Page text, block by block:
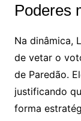
Poderes
Na dinâmica,
de vetar o
de Paredão.
justificando
forma